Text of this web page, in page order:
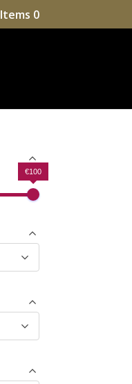
Items 0
€100